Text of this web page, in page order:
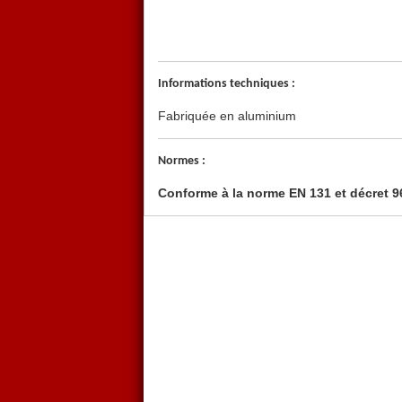
Informations techniques :
Fabriquée en aluminium
Normes :
Conforme à la norme EN 131 et décret